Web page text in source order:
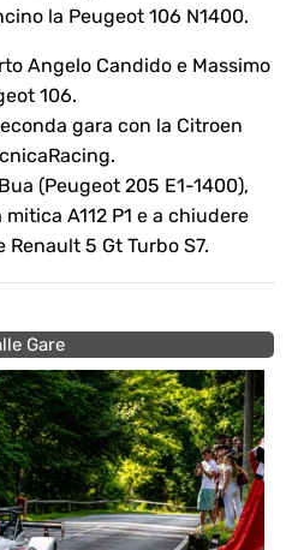
la Peugeot 106 N1400.
Angelo Candido e Massimo
106.
gara con la Citroen
(Peugeot 205 E1-1400),
A112 P1 e a chiudere
5 Gt Turbo S7.
Gare